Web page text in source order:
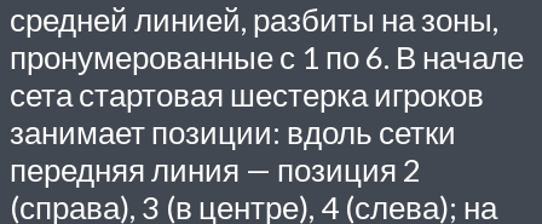
средней линией, разбиты на зоны,
пронумерованные с 1 по 6. В начале
сета стартовая шестерка игроков
занимает позиции: вдоль сетки
передняя линия — позиция 2
(справа), 3 (в центре), 4 (слева); на